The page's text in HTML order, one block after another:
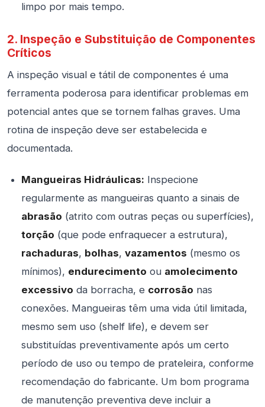
limpo por mais tempo.
2. Inspeção e Substituição de Componentes
Críticos
A inspeção visual e tátil de componentes é uma
ferramenta poderosa para identificar problemas em
potencial antes que se tornem falhas graves. Uma
rotina de inspeção deve ser estabelecida e
documentada.
Mangueiras Hidráulicas: Inspecione
regularmente as mangueiras quanto a sinais de
abrasão (atrito com outras peças ou superfícies),
torção (que pode enfraquecer a estrutura),
rachaduras, bolhas, vazamentos (mesmo os
mínimos), endurecimento ou amolecimento
excessivo da borracha, e corrosão nas
conexões. Mangueiras têm uma vida útil limitada,
mesmo sem uso (shelf life), e devem ser
substituídas preventivamente após um certo
período de uso ou tempo de prateleira, conforme
recomendação do fabricante. Um bom programa
de manutenção preventiva deve incluir a